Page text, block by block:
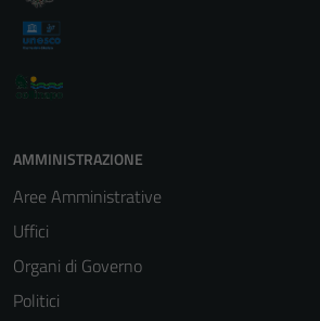
AMMINISTRAZIONE
Aree Amministrative
Uffici
Organi di Governo
Politici